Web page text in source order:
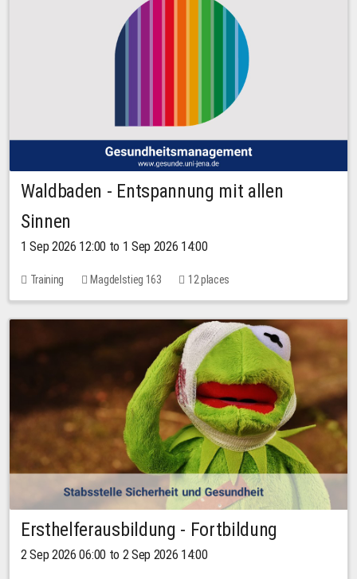
Waldbaden - Entspannung mit allen
Sinnen
1 Sep 2026 12:00 to 1 Sep 2026 14:00
Training Magdelstieg 163 12 places
Ersthelferausbildung - Fortbildung
2 Sep 2026 06:00 to 2 Sep 2026 14:00